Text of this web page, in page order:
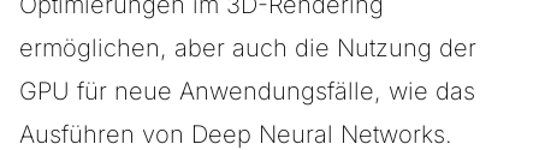
ermöglichen, aber auch die Nutzung der
GPU für neue Anwendungsfälle, wie das
Ausführen von Deep Neural Networks.